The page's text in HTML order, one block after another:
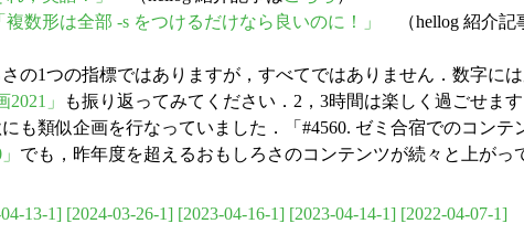
複数形は全部 -s をつけるだけなら良いのに！」 （hellog 紹介記
の1つの指標ではありますが，すべてではありません．数字に
2021」
も振り返ってみてください．2，3時間は楽しく過ごせます
も類似企画を行なっていました．「#4560. ゼミ合宿でのコンテ
でも，昨年度を超えるおもしろさのコンテンツが続々と上がっ
13-1] [2024-03-26-1] [2023-04-16-1] [2023-04-14-1] [2022-04-07-1]